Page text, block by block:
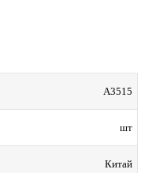
A3515
шт
Китай